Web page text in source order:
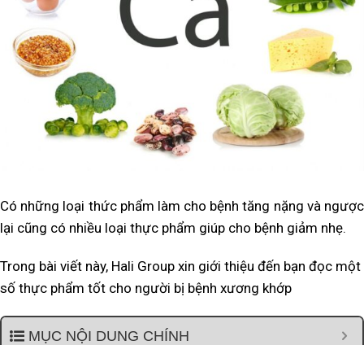
Có những loại thức phẩm làm cho bệnh tăng nặng và ngược
lại cũng có nhiều loại thực phẩm giúp cho bệnh giảm nhẹ.
Trong bài viết này, Hali Group xin giới thiệu đến bạn đọc một
số thực phẩm tốt cho người bị bệnh xương khớp
MỤC NỘI DUNG CHÍNH